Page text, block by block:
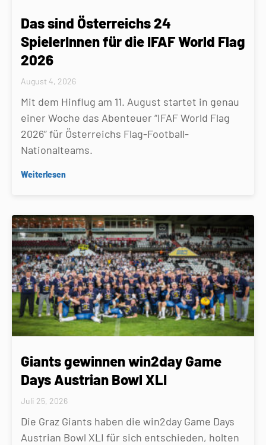
Das sind Österreichs 24
SpielerInnen für die IFAF World Flag
2026
August 4, 2026
Mit dem Hinflug am 11. August startet in genau
einer Woche das Abenteuer “IFAF World Flag
2026” für Österreichs Flag-Football-
Nationalteams.
Weiterlesen
Giants gewinnen win2day Game
Days Austrian Bowl XLI
Juli 25, 2026
Die Graz Giants haben die win2day Game Days
Austrian Bowl XLI für sich entschieden, holten